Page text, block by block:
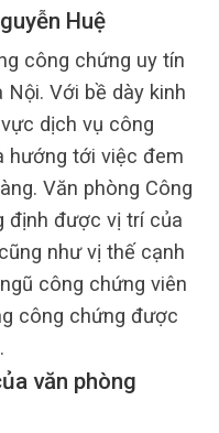
Huệ
công chứng uy tín
Với bề dày kinh
dịch vụ công
hướng tới việc đem
Văn phòng Công
định được vị trí của
như vị thế cạnh
công chứng viên
công chứng được
văn phòng